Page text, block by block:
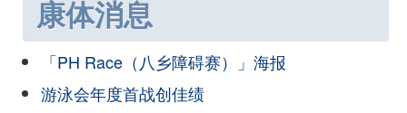
康体消息
「PH Race（八乡障碍赛）」海报
游泳会年度首战创佳绩